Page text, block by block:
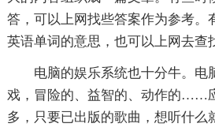
答，可以上网找些答案作为参考。
英语单词的意思，也可以上网去查
电脑的娱乐系统也十分牛。电
戏，冒险的、益智的、动作的……
多，只要已出版的歌曲，想听什么